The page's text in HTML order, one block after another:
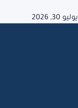
يوليو 30, 2026